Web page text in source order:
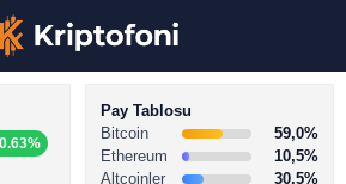
Pay Tablosu
Bitcoin
59,0%
Ethereum
10,5%
Altcoinler
30,5%